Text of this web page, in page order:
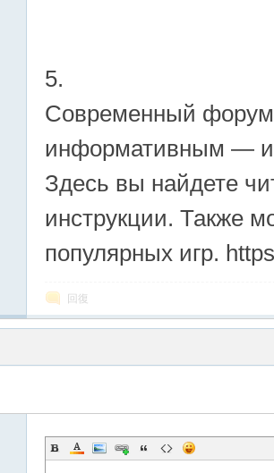
5.
Современный
информативным —
Здесь вы найдете
инструкции. Также
популярных игр.
回復